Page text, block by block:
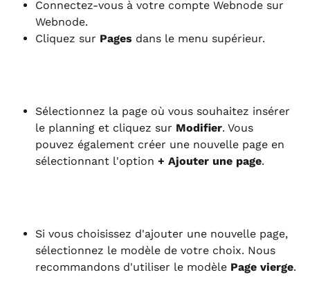
Connectez-vous à votre compte Webnode sur
Webnode.
Cliquez sur Pages dans le menu supérieur.
Sélectionnez la page où vous souhaitez insérer
le planning et cliquez sur Modifier. Vous
pouvez également créer une nouvelle page en
sélectionnant l'option + Ajouter une page.
Si vous choisissez d'ajouter une nouvelle page,
sélectionnez le modèle de votre choix. Nous
recommandons d'utiliser le modèle Page vierge.